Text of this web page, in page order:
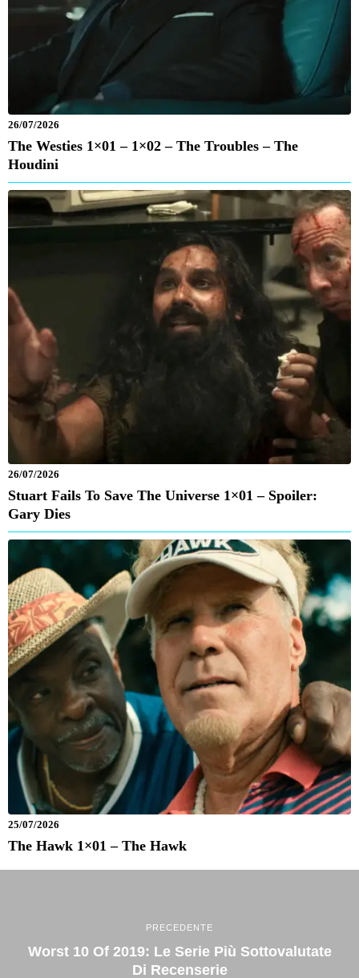
26/07/2026
The Westies 1×01 – 1×02 – The Troubles – The
Houdini
26/07/2026
Stuart Fails To Save The Universe 1×01 – Spoiler:
Gary Dies
25/07/2026
The Hawk 1×01 – The Hawk
PRECEDENTE
Worst 10 Of 2019: Le Serie Più Sottovalutate
Di Recenserie